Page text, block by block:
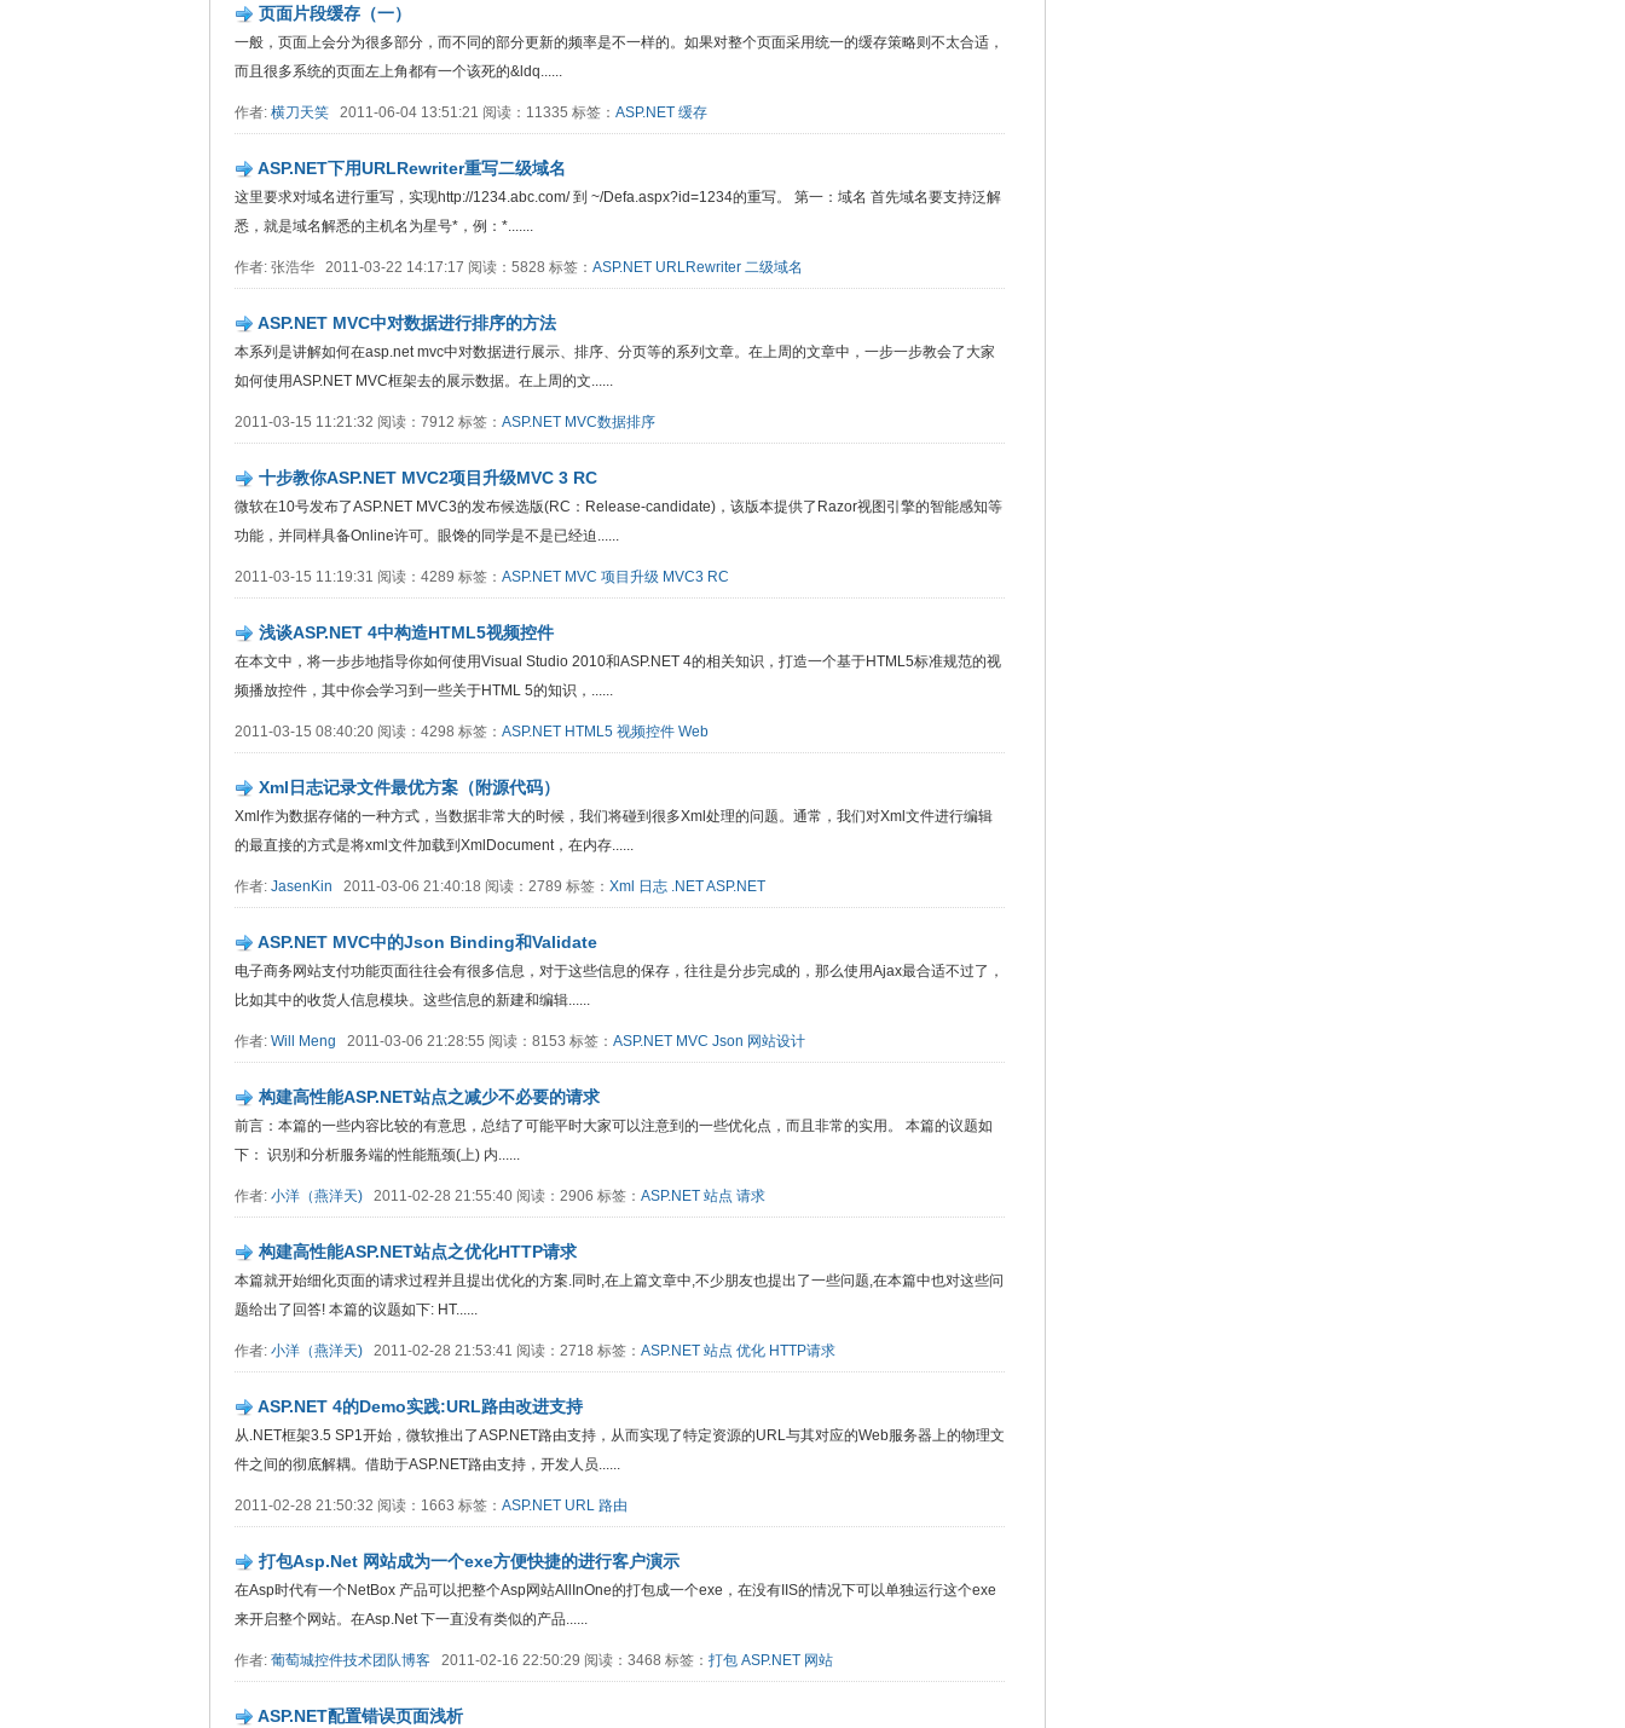
页面片段缓存（一）
一般，页面上会分为很多部分，而不同的部分更新的频率是不一样的。如果对整个页面采用统一的缓存策略则不太合适，
而且很多系统的页面左上角都有一个该死的&ldq......
作者: 横刀天笑 2011-06-04 13:51:21 阅读：11335 标签： ASP.NET 缓存
ASP.NET下用URLRewriter重写二级域名
这里要求对域名进行重写，实现http://1234.abc.com/ 到 ~/Defa.aspx?id=1234的重写。 第一：域名 首先域名要支持泛解
悉，就是域名解悉的主机名为星号*，例：*.......
作者: 张浩华 2011-03-22 14:17:17 阅读：5828 标签： ASP.NET URLRewriter 二级域名
ASP.NET MVC中对数据进行排序的方法
本系列是讲解如何在asp.net mvc中对数据进行展示、排序、分页等的系列文章。在上周的文章中，一步一步教会了大家
如何使用ASP.NET MVC框架去的展示数据。在上周的文......
2011-03-15 11:21:32 阅读：7912 标签： ASP.NET MVC数据排序
十步教你ASP.NET MVC2项目升级MVC 3 RC
微软在10号发布了ASP.NET MVC3的发布候选版(RC：Release-candidate)，该版本提供了Razor视图引擎的智能感知等
功能，并同样具备Online许可。眼馋的同学是不是已经迫......
2011-03-15 11:19:31 阅读：4289 标签： ASP.NET MVC 项目升级 MVC3 RC
浅谈ASP.NET 4中构造HTML5视频控件
在本文中，将一步步地指导你如何使用Visual Studio 2010和ASP.NET 4的相关知识，打造一个基于HTML5标准规范的视
频播放控件，其中你会学习到一些关于HTML 5的知识，......
2011-03-15 08:40:20 阅读：4298 标签： ASP.NET HTML5 视频控件 Web
Xml日志记录文件最优方案（附源代码）
Xml作为数据存储的一种方式，当数据非常大的时候，我们将碰到很多Xml处理的问题。通常，我们对Xml文件进行编辑
的最直接的方式是将xml文件加载到XmlDocument，在内存......
作者: JasenKin 2011-03-06 21:40:18 阅读：2789 标签： Xml 日志 .NETASP.NET
ASP.NET MVC中的Json Binding和Validate
电子商务网站支付功能页面往往会有很多信息，对于这些信息的保存，往往是分步完成的，那么使用Ajax最合适不过了，
比如其中的收货人信息模块。这些信息的新建和编辑......
作者: Will Meng 2011-03-06 21:28:55 阅读：8153 标签： ASP.NET MVC Json 网站设计
构建高性能ASP.NET站点之减少不必要的请求
前言：本篇的一些内容比较的有意思，总结了可能平时大家可以注意到的一些优化点，而且非常的实用。 本篇的议题如
下： 识别和分析服务端的性能瓶颈(上) 内......
作者: 小洋（燕洋天) 2011-02-28 21:55:40 阅读：2906 标签： ASP.NET 站点 请求
构建高性能ASP.NET站点之优化HTTP请求
本篇就开始细化页面的请求过程并且提出优化的方案.同时,在上篇文章中,不少朋友也提出了一些问题,在本篇中也对这些问
题给出了回答! 本篇的议题如下: HT......
作者: 小洋（燕洋天) 2011-02-28 21:53:41 阅读：2718 标签： ASP.NET 站点 优化 HTTP请求
ASP.NET 4的Demo实践:URL路由改进支持
从.NET框架3.5 SP1开始，微软推出了ASP.NET路由支持，从而实现了特定资源的URL与其对应的Web服务器上的物理文
件之间的彻底解耦。借助于ASP.NET路由支持，开发人员......
2011-02-28 21:50:32 阅读：1663 标签： ASP.NET URL 路由
打包Asp.Net 网站成为一个exe方便快捷的进行客户演示
在Asp时代有一个NetBox 产品可以把整个Asp网站AllInOne的打包成一个exe，在没有IIS的情况下可以单独运行这个exe
来开启整个网站。在Asp.Net 下一直没有类似的产品......
作者: 葡萄城控件技术团队博客 2011-02-16 22:50:29 阅读：3468 标签： 打包 ASP.NET 网站
ASP.NET配置错误页面浅析